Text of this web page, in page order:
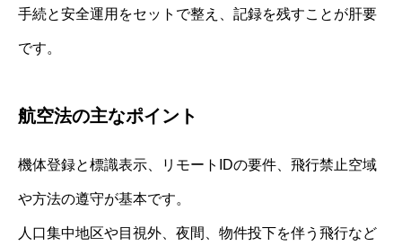
手続と安全運用をセットで整え、記録を残すことが肝要
です。
航空法の主なポイント
機体登録と標識表示、リモートIDの要件、飛行禁止空域
や方法の遵守が基本です。
人口集中地区や目視外、夜間、物件投下を伴う飛行など